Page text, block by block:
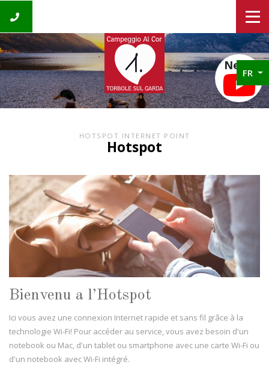
News
FR
HOTSPOT INTERNET POINT
Hotspot
Bienvenu a l’Hotspot
Ici vous avez une connexion Internet rapide et sans fil grâce à la
technologie Wi-Fi! Pour accéder au service, vous avez besoin d'un
notebook ou Mac, d'un tablet ou smartphone avec une carte Wi-Fi ou
d'un notebook avec Wi-Fi intégré.